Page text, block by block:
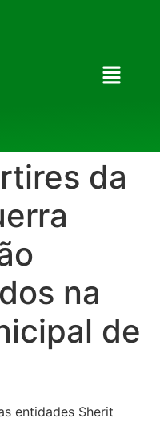
da
na
de
entidades Sherit